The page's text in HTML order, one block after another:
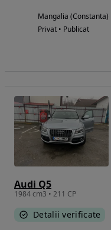
Mangalia (Constanta)
Privat • Publicat
Audi Q5
1984 cm3 • 211 CP
Detalii verificate